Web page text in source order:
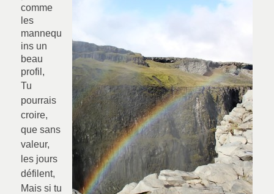
comme
les
mannequ
ins un
beau
profil,
Tu
pourrais
croire,
que sans
valeur,
les jours
défilent,
Mais si tu